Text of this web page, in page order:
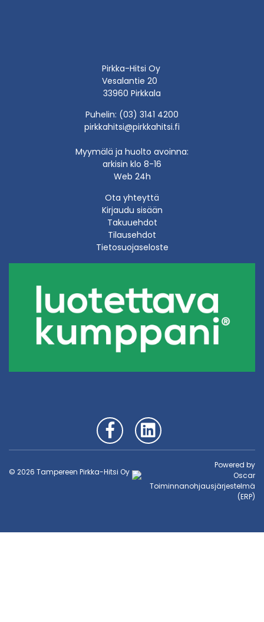
Pirkka-Hitsi Oy
Vesalantie 20
33960 Pirkkala
Puhelin: (03) 3141 4200
pirkkahitsi@pirkkahitsi.fi
Myymälä ja huolto avoinna:
arkisin klo 8-16
Web 24h
Ota yhteyttä
Kirjaudu sisään
Takuuehdot
Tilausehdot
Tietosuojaseloste
© 2026 Tampereen Pirkka-Hitsi Oy
Powered by